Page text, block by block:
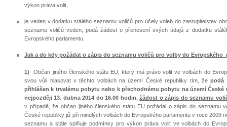
výkon práva volit,
je veden v dodatku stálého seznamu voličů pro účely voleb do zastupitelstev
seznamu voličů veden, podá žádost o přenesení svých údajů z dodatku
Evropského parlamentu.
Jak a do kdy požádat o zápis do seznamu voličů pro volby do Evropského
1)Občan jiného členského státu EU, který má právo volit ve volbách do
svou vůli hlasovat v těchto volbách na území České republiky tím, žepodá
přihlášen k trvalému pobytu nebo k přechodnému pobytu na území
nejpozději 13. dubna 2014 do 16.00 hodin,žádost o zápis do seznamu
v případě, že občan jiného členského státu EU požádal o zápis do seznamu
České republiky již při minulých volbách do Evropského parlamentu v roce 2009
seznamu a stále splňuje podmínky pro výkon práva volit ve volbách do